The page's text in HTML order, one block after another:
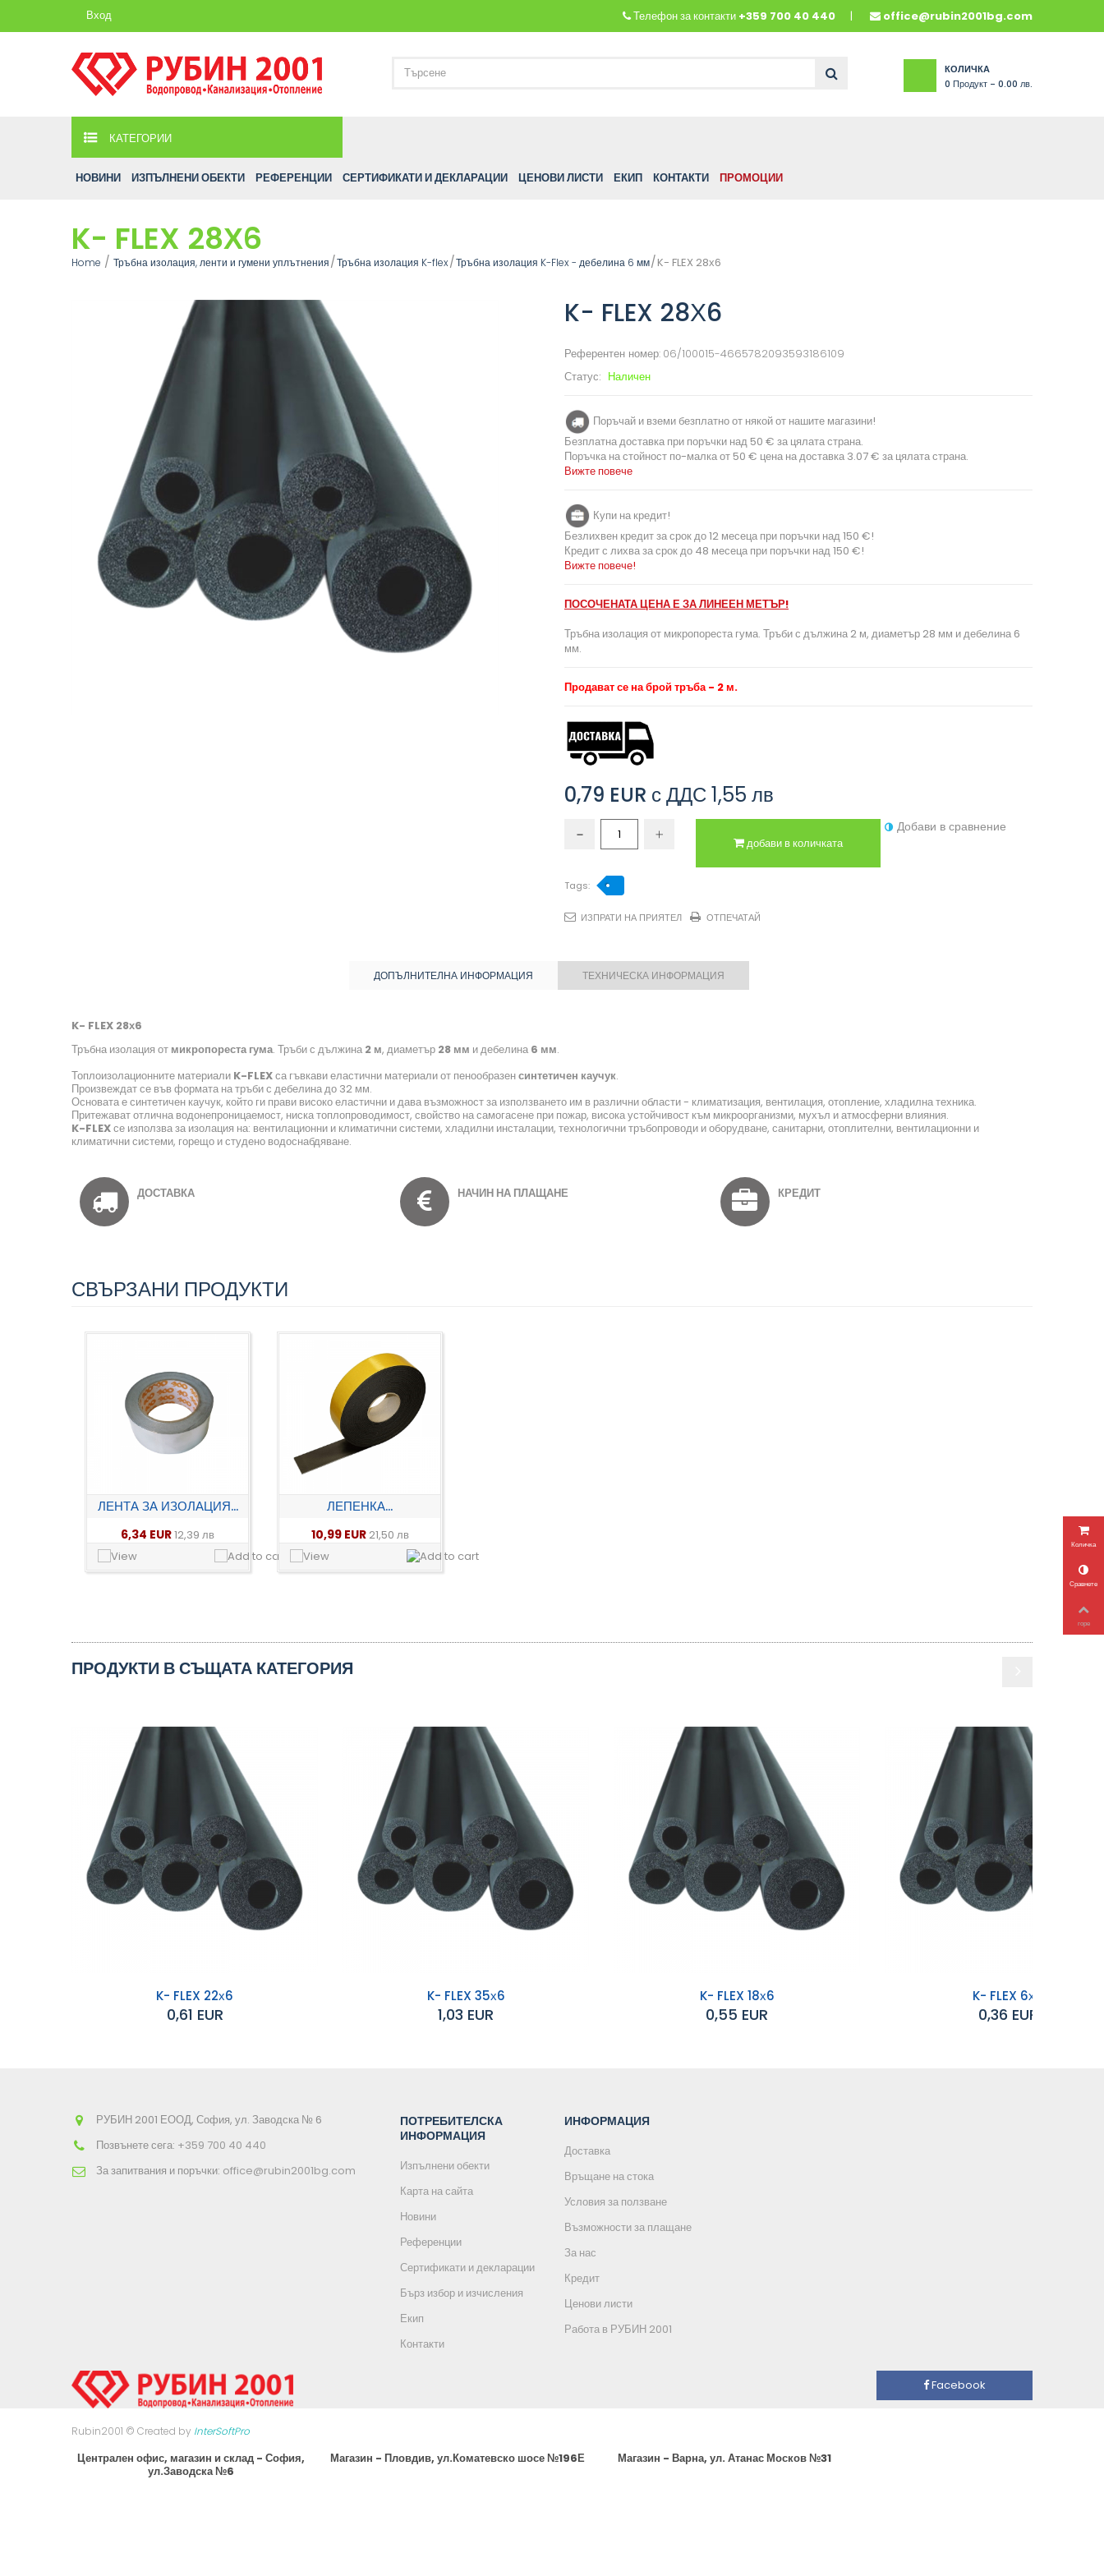
Телефон за контакти +359 700 40 440 office@rubin2001bg.com
Вход
КОЛИЧКА
0 Продукт - 0.00 лв.
КАТЕГОРИИ
НОВИНИ ИЗПЪЛНЕНИ ОБЕКТИ РЕФЕРЕНЦИИ СЕРТИФИКАТИ И ДЕКЛАРАЦИИ ЦЕНОВИ ЛИСТИ ЕКИП КОНТАКТИ ПРОМОЦИИ
K- FLEX 28Х6
Home Тръбна изолация, ленти и гумени уплътнения Тръбна изолация K-flex Тръбна изолация K-Flex - дебелина 6 мм K- FLEX 28х6
K- FLEX 28Х6
Референтен номер: 06/100015-4665782093593186109
Статус: Наличен
Поръчай и вземи безплатно от някой от нашите магазини!
Безплатна доставка при поръчки над 50 € за цялата страна.
Поръчка на стойност по-малка от 50 € цена на доставка 3.07 € за цялата страна.
Вижте повече
Купи на кредит!
Безлихвен кредит за срок до 12 месеца при поръчки над 150 €!
Кредит с лихва за срок до 48 месеца при поръчки над 150 €!
Вижте повече!
ПОСОЧЕНАТА ЦЕНА Е ЗА ЛИНЕЕН МЕТЪР!
Тръбна изолация от микропореста гума. Тръби с дължина 2 м, диаметър 28 мм и дебелина 6
мм.
Продават се на брой тръба - 2 м.
0,79 EUR с ДДС 1,55 лв
добави в количката
Добави в сравнение
Tags:
ИЗПРАТИ НА ПРИЯТЕЛ ОТПЕЧАТАЙ
ДОПЪЛНИТЕЛНА ИНФОРМАЦИЯ ТЕХНИЧЕСКА ИНФОРМАЦИЯ
K- FLEX 28х6
Тръбна изолация от микропореста гума. Тръби с дължина 2 м, диаметър 28 мм и дебелина 6 мм.
Топлоизолационните материали K-FLEXса гъвкави еластични материали от пенообразенсинтетичен каучук.
Произвеждат се във формата на тръби с дебелина до 32 мм.
Основата е синтетичен каучук, който ги прави високо еластични и дава възможност за използването им в различни области - климатизация, вентилация, отопление, хладилна техника.
Притежават отлична водонепроницаемост, ниска топлопроводимост, свойство на самогасене при пожар, висока устойчивост към микроорганизми, мухъл и атмосферни влияния.
K-FLEXсе използва за изолация на: вентилационни и климатични системи, хладилни инсталации, технологични тръбопроводи и оборудване, санитарни, отоплителни, вентилационни и
климатични системи, горещо и студено водоснабдяване.
ДОСТАВКА НАЧИН НА ПЛАЩАНЕ КРЕДИТ
СВЪРЗАНИ ПРОДУКТИ
ЛЕНТА ЗА ИЗОЛАЦИЯ...
6,34 EUR12,39 лв
ЛЕПЕНКА...
10,99 EUR 21,50 лв
ПРОДУКТИ В СЪЩАТА КАТЕГОРИЯ
K- FLEX 22х6
0,61 EUR
K- FLEX 35х6
1,03 EUR
K- FLEX 18х6
0,55 EUR
K- FLEX 6х6
0,36 EUR
РУБИН 2001 ЕООД, София, ул. Заводска № 6
Позвънете сега: +359 700 40 440
За запитвания и поръчки: office@rubin2001bg.com
ПОТРЕБИТЕЛСКА
ИНФОРМАЦИЯ
Изпълнени обекти
Карта на сайта
Новини
Референции
Сертификати и декларации
Бърз избор и изчисления
Екип
Контакти
ИНФОРМАЦИЯ
Доставка
Връщане на стока
Условия за ползване
Възможности за плащане
За нас
Кредит
Ценови листи
Работа в РУБИН 2001
Facebook
Rubin2001 © Created by InterSoftPro
Централен офис, магазин и склад - София,
ул.Заводска №6
Магазин - Пловдив, ул.Коматевско шосе №196Е Магазин - Варна, ул. Атанас Москов №31
Количка
Сравнете
горе